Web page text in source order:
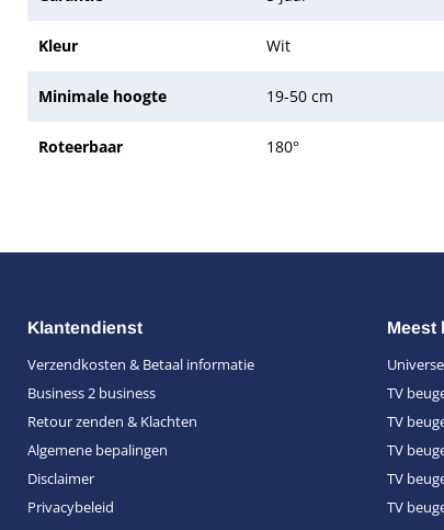
Kleur Wit
Minimale hoogte 19-50 cm
Roteerbaar 180°
Klantendienst
Verzendkosten & Betaal informatie
Business 2 business
Retour zenden & Klachten
Algemene bepalingen
Disclaimer
Privacybeleid
Meest
TV
TV
TV
TV
TV